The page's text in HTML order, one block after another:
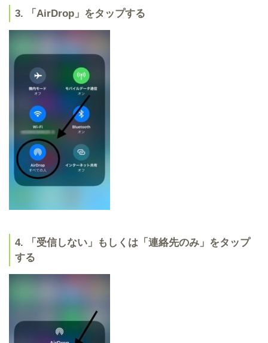
3. 「AirDrop」をタップする
4. 「受信しない」もしくは「連絡先のみ」をタップ
する